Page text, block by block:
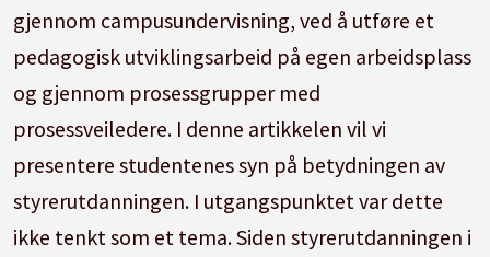
gjennom campusundervisning, ved å utføre et
pedagogisk utviklingsarbeid på egen arbeidsplass
og gjennom prosessgrupper med
prosessveiledere. I denne artikkelen vil vi
presentere studentenes syn på betydningen av
styrerutdanningen. I utgangspunktet var dette
ikke tenkt som et tema. Siden styrerutdanningen i